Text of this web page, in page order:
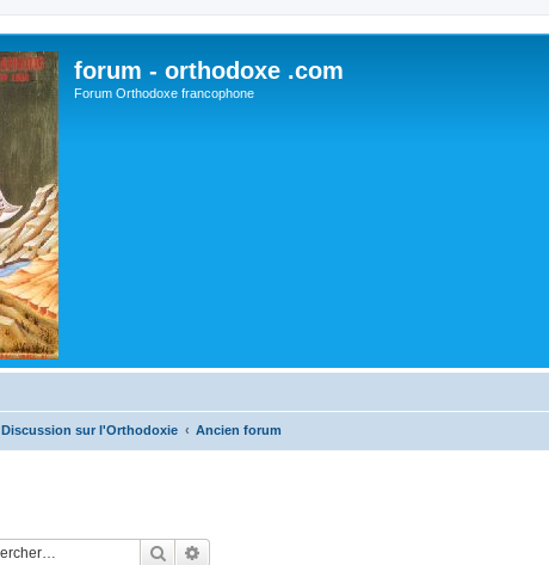
forum - orthodoxe .com
Forum Orthodoxe francophone
Discussion sur l'Orthodoxie Ancien forum
Rechercher